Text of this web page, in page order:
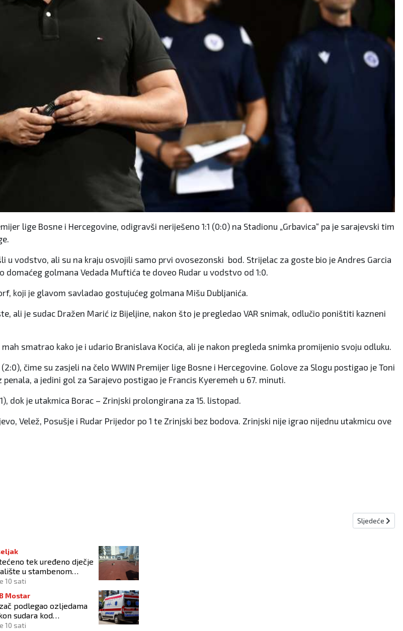
lige Bosne i Hercegovine, odigravši neriješeno 1:1 (0:0) na Stadionu „Grbavica“ pa je sarajevski tim
vodstvo, ali su na kraju osvojili samo prvi ovosezonski bod. Strijelac za goste bio je Andres Garcia
golmana Vedada Muftića te doveo Rudar u vodstvo od 1:0.
koji je glavom savladao gostujućeg golmana Mišu Dubljanića.
ali je sudac Dražen Marić iz Bijeljine, nakon što je pregledao VAR snimak, odlučio poništiti kazneni
smatrao kako je i udario Branislava Kocića, ali je nakon pregleda snimka promijenio svoju odluku.
čime su zasjeli na čelo WWIN Premijer lige Bosne i Hercegovine. Golove za Slogu postigao je Toni
a jedini gol za Sarajevo postigao je Francis Kyeremeh u 67. minuti.
dok je utakmica Borac – Zrinjski prolongirana za 15. listopad.
Velež, Posušje i Rudar Prijedor po 1 te Zrinjski bez bodova. Zrinjski nije igrao nijednu utakmicu ove
Sljedeći
Sljedeće
tek uređeno dječje
u stambenom
10 sati
Mostar
podlegao ozljedama
sudara kod
10 sati